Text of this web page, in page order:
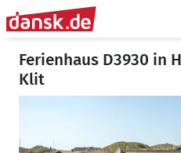
Ferienhaus D3930 in
Klit